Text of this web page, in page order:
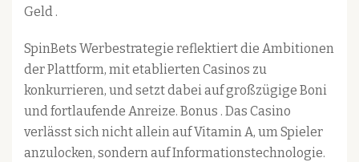
Geld .
SpinBets Werbestrategie reflektiert die Ambitionen
der Plattform, mit etablierten Casinos zu
konkurrieren, und setzt dabei auf großzügige Boni
und fortlaufende Anreize. Bonus . Das Casino
verlässt sich nicht allein auf Vitamin A, um Spieler
anzulocken, sondern auf Informationstechnologie.